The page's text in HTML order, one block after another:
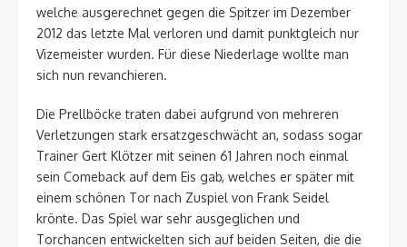
welche ausgerechnet gegen die Spitzer im Dezember
2012 das letzte Mal verloren und damit punktgleich nur
Vizemeister wurden. Für diese Niederlage wollte man
sich nun revanchieren.
Die Prellböcke traten dabei aufgrund von mehreren
Verletzungen stark ersatzgeschwächt an, sodass sogar
Trainer Gert Klötzer mit seinen 61 Jahren noch einmal
sein Comeback auf dem Eis gab, welches er später mit
einem schönen Tor nach Zuspiel von Frank Seidel
krönte. Das Spiel war sehr ausgeglichen und
Torchancen entwickelten sich auf beiden Seiten, die die